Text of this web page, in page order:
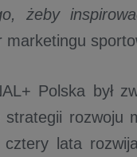
żeby
Polska był
rozwoju
lata